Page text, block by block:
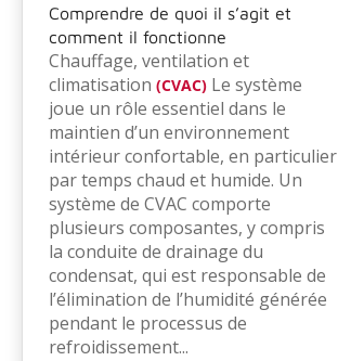
Comprendre de quoi il s’agit et
comment il fonctionne
Chauffage, ventilation et
climatisation (CVAC) Le système
joue un rôle essentiel dans le
maintien d’un environnement
intérieur confortable, en particulier
par temps chaud et humide. Un
système de CVAC comporte
plusieurs composantes, y compris
la conduite de drainage du
condensat, qui est responsable de
l’élimination de l’humidité générée
pendant le processus de
refroidissement...